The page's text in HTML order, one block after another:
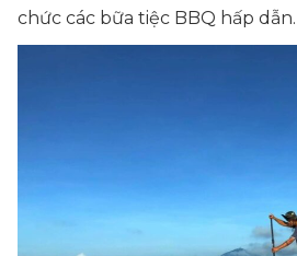
chức các bữa tiệc BBQ hấp dẫn.